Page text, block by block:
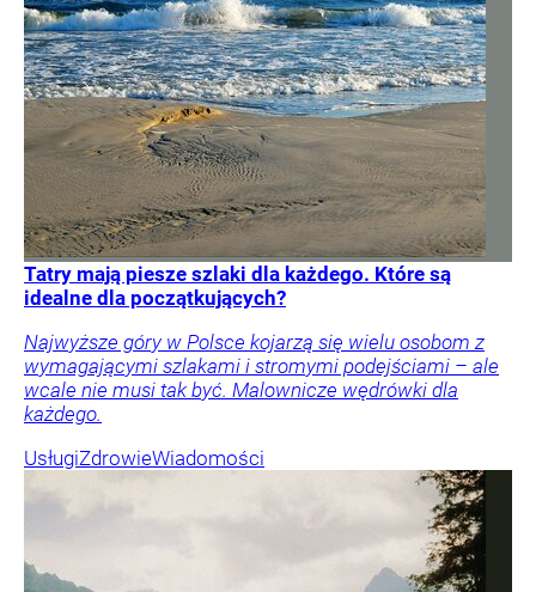
Tatry mają piesze szlaki dla każdego. Które są
idealne dla początkujących?
Najwyższe góry w Polsce kojarzą się wielu osobom z
wymagającymi szlakami i stromymi podejściami – ale
wcale nie musi tak być. Malownicze wędrówki dla
każdego.
UsługiZdrowieWiadomości